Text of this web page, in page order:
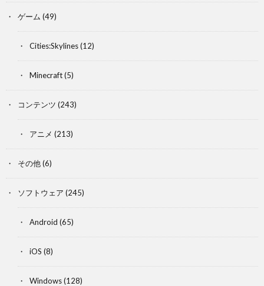
ゲーム (49)
Cities:Skylines(12)
Minecraft(5)
コンテンツ (243)
アニメ (213)
その他(6)
ソフトウェア (245)
Android (65)
iOS (8)
Windows(128)